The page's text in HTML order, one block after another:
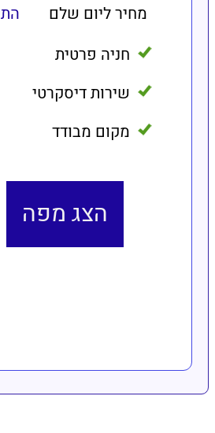
מחיר ליום שלם
חניה פרטית
שירות דיסקרטי
מקום מבודד
הצג מפה